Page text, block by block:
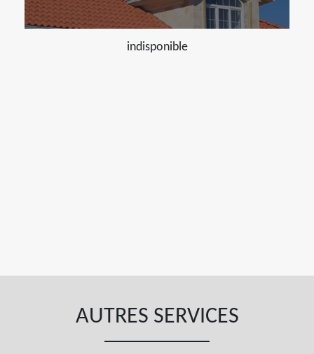
indisponible
AUTRES SERVICES